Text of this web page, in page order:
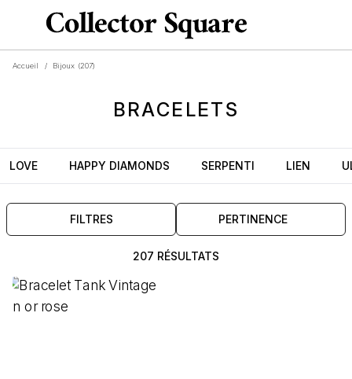
Accueil / Bijoux (207)
BRACELETS
LOVE HAPPY DIAMONDS SERPENTI LIEN
FILTRES PERTINENCE
207 RÉSULTATS